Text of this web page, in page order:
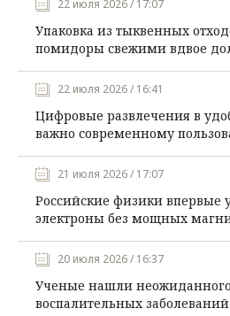
22 июля 2026 / 17:07
Упаковка из тыквенных
помидоры свежими вдвое
22 июля 2026 / 16:41
Цифровые развлечения в
важно современному
21 июля 2026 / 17:07
Российские физики впервые
электроны без мощных
20 июля 2026 / 16:37
Ученые нашли
воспалительных